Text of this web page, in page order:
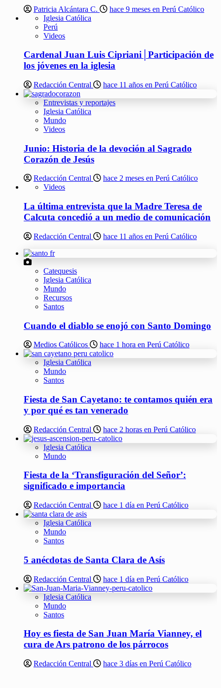
Patricia Alcántara C.
hace 9 meses en Perú Católico
Iglesia Católica
Perú
Videos
Cardenal Juan Luis Cipriani│Participación de
los jóvenes en la iglesia
Redacción Central hace 11 años en Perú Católico
Entrevistas y reportajes
Iglesia Católica
Mundo
Videos
Junio: Historia de la devoción al Sagrado
Corazón de Jesús
Redacción Central
hace 2 meses en Perú Católico
Videos
La última entrevista que la Madre Teresa de
Calcuta concedió a un medio de comunicación
Redacción Central hace 11 años en Perú Católico
Catequesis
Iglesia Católica
Mundo
Recursos
Santos
Cuando el diablo se enojó con Santo Domingo
Medios Católicos hace 1 hora en Perú Católico
Iglesia Católica
Mundo
Santos
Fiesta de San Cayetano: te contamos quién era
y por qué es tan venerado
Redacción Central hace 2 horas en Perú Católico
Iglesia Católica
Mundo
Fiesta de la ‘Transfiguración del Señor’:
significado e importancia
Redacción Central hace 1 día en Perú Católico
Iglesia Católica
Mundo
Santos
5 anécdotas de Santa Clara de Asís
Redacción Central hace 1 día en Perú Católico
Iglesia Católica
Mundo
Santos
Hoy es fiesta de San Juan María Vianney, el
cura de Ars patrono de los párrocos
Redacción Central hace 3 días en Perú Católico